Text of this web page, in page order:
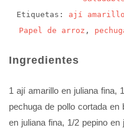
Etiquetas: ají amarillo
Papel de arroz ,
Ingredientes
1 ají amarillo en juliana fina,
pechuga de pollo cortada
en juliana fina, 1/2 pepino